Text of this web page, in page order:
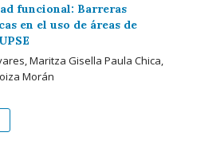
funcional: Barreras
en el uso de áreas de
Maritza Gisella Paula Chica,
Morán